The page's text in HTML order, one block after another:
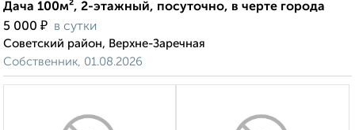
Дача 100м², 2-этажный, посуточно, в черте города
5 000 ₽ в сутки
Советский район, Верхне-Заречная
Собственник, 01.08.2026